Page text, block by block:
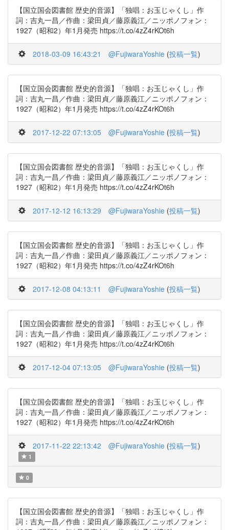
【国立国会図書館 歴史的音源】「独唱：お玉じゃくし」作
詞：吉丸一昌／作曲：梁田貞／藤原義江／ニッポノフォン：
1927（昭和2）年1月発売 https://t.co/4zZ4rKOt6h
2018-03-09 16:43:21 @FujiwaraYoshie (投稿一覧)
【国立国会図書館 歴史的音源】「独唱：お玉じゃくし」作
詞：吉丸一昌／作曲：梁田貞／藤原義江／ニッポノフォン：
1927（昭和2）年1月発売 https://t.co/4zZ4rKOt6h
2017-12-22 07:13:05 @FujiwaraYoshie (投稿一覧)
【国立国会図書館 歴史的音源】「独唱：お玉じゃくし」作
詞：吉丸一昌／作曲：梁田貞／藤原義江／ニッポノフォン：
1927（昭和2）年1月発売 https://t.co/4zZ4rKOt6h
2017-12-12 16:13:29 @FujiwaraYoshie (投稿一覧)
【国立国会図書館 歴史的音源】「独唱：お玉じゃくし」作
詞：吉丸一昌／作曲：梁田貞／藤原義江／ニッポノフォン：
1927（昭和2）年1月発売 https://t.co/4zZ4rKOt6h
2017-12-08 04:13:11 @FujiwaraYoshie (投稿一覧)
【国立国会図書館 歴史的音源】「独唱：お玉じゃくし」作
詞：吉丸一昌／作曲：梁田貞／藤原義江／ニッポノフォン：
1927（昭和2）年1月発売 https://t.co/4zZ4rKOt6h
2017-12-04 07:13:05 @FujiwaraYoshie (投稿一覧)
【国立国会図書館 歴史的音源】「独唱：お玉じゃくし」作
詞：吉丸一昌／作曲：梁田貞／藤原義江／ニッポノフォン：
1927（昭和2）年1月発売 https://t.co/4zZ4rKOt6h
2017-11-22 22:13:42 @FujiwaraYoshie (投稿一覧)
1
0
【国立国会図書館 歴史的音源】「独唱：お玉じゃくし」作
詞：吉丸一昌／作曲：梁田貞／藤原義江／ニッポノフォン：